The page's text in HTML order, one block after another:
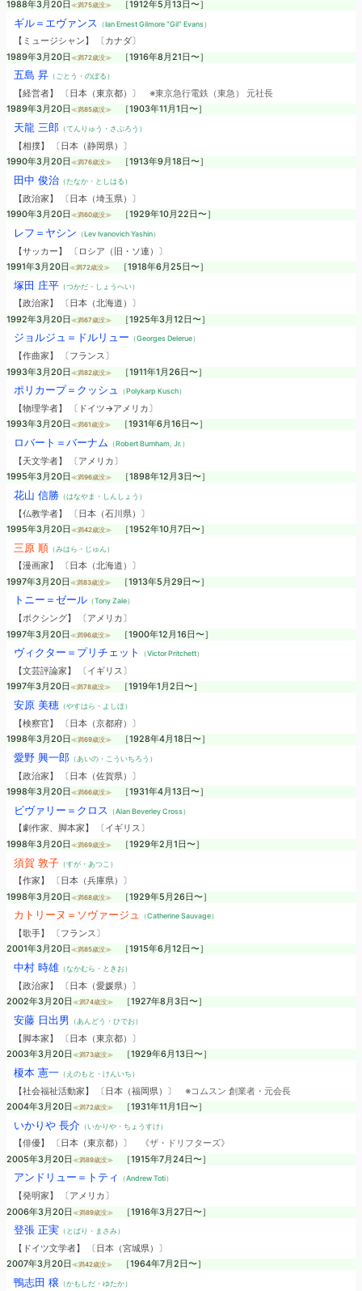
1988年3月20日 ≪満75歳没≫ ［1912年5月13日〜］
ギル＝エヴァンス （Ian Ernest Gilmore “Gil” Evans）
【ミュージシャン】 〔カナダ〕
1989年3月20日 ≪満72歳没≫ ［1916年8月21日〜］
五島 昇（ごとう・のぼる）
【経営者】 〔日本（東京都）〕 ※東京急行電鉄（東急） 元社長
1989年3月20日 ≪満85歳没≫ ［1903年11月1日〜］
天龍 三郎（てんりゅう・さぶろう）
【相撲】 〔日本（静岡県）〕
1990年3月20日 ≪満76歳没≫ ［1913年9月18日〜］
田中 俊治（たなか・としはる）
【政治家】 〔日本（埼玉県）〕
1990年3月20日 ≪満60歳没≫ ［1929年10月22日〜］
レフ＝ヤシン （Lev Ivanovich Yashin）
【サッカー】 〔ロシア（旧・ソ連）〕
1991年3月20日 ≪満72歳没≫ ［1918年6月25日〜］
塚田 庄平（つかだ・しょうへい）
【政治家】 〔日本（北海道）〕
1992年3月20日 ≪満67歳没≫ ［1925年3月12日〜］
ジョルジュ＝ドルリュー （Georges Delerue）
【作曲家】 〔フランス〕
1993年3月20日 ≪満82歳没≫ ［1911年1月26日〜］
ポリカープ＝クッシュ （Polykarp Kusch）
【物理学者】 〔ドイツ→アメリカ〕
1993年3月20日 ≪満61歳没≫ ［1931年6月16日〜］
ロバート＝バーナム （Robert Burnham, Jr.）
【天文学者】 〔アメリカ〕
1995年3月20日 ≪満96歳没≫ ［1898年12月3日〜］
花山 信勝（はなやま・しんしょう）
【仏教学者】 〔日本（石川県）〕
1995年3月20日 ≪満42歳没≫ ［1952年10月7日〜］
三原 順 （みはら・じゅん）
【漫画家】 〔日本（北海道）〕
1997年3月20日 ≪満83歳没≫ ［1913年5月29日〜］
トニー＝ゼール（Tony Zale）
【ボクシング】 〔アメリカ〕
1997年3月20日 ≪満96歳没≫ ［1900年12月16日〜］
ヴィクター＝プリチェット （Victor Pritchett）
【文芸評論家】 〔イギリス〕
1997年3月20日 ≪満78歳没≫ ［1919年1月2日〜］
安原 美穂 （やすはら・よしほ）
【検察官】 〔日本（京都府）〕
1998年3月20日 ≪満69歳没≫ ［1928年4月18日〜］
愛野 興一郎（あいの・こういちろう）
【政治家】 〔日本（佐賀県）〕
1998年3月20日 ≪満66歳没≫ ［1931年4月13日〜］
ビヴァリー＝クロス （Alan Beverley Cross）
【劇作家、脚本家】 〔イギリス〕
1998年3月20日 ≪満69歳没≫ ［1929年2月1日〜］
須賀 敦子（すが・あつこ）
【作家】 〔日本（兵庫県）〕
1998年3月20日 ≪満68歳没≫ ［1929年5月26日〜］
カトリーヌ＝ソヴァージュ （Catherine Sauvage）
【歌手】 〔フランス〕
2001年3月20日 ≪満85歳没≫ ［1915年6月12日〜］
中村 時雄（なかむら・ときお）
【政治家】 〔日本（愛媛県）〕
2002年3月20日 ≪満74歳没≫ ［1927年8月3日〜］
安藤 日出男 （あんどう・ひでお）
【脚本家】 〔日本（東京都）〕
2003年3月20日 ≪満73歳没≫ ［1929年6月13日〜］
榎本 憲一（えのもと・けんいち）
【社会福祉活動家】 〔日本（福岡県）〕 ※コムスン 創業者・元会長
2004年3月20日 ≪満72歳没≫ ［1931年11月1日〜］
いかりや 長介（いかりや・ちょうすけ）
【俳優】 〔日本（東京都）〕
《ザ・ドリフターズ》
2005年3月20日 ≪満89歳没≫ ［1915年7月24日〜］
アンドリュー＝トティ （Andrew Toti）
【発明家】 〔アメリカ〕
2006年3月20日 ≪満89歳没≫ ［1916年3月27日〜］
登張 正実（とばり・まさみ）
【ドイツ文学者】 〔日本（宮城県）〕
2007年3月20日 ≪満42歳没≫ ［1964年7月2日〜］
鴨志田 穣 （かもしだ・ゆたか）